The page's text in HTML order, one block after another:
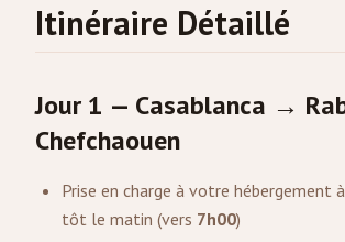
Itinéraire Détaillé
Jour 1 — Casablanca →
Chefchaouen
Prise en charge à votre hébergement
tôt le matin (vers 7h00)